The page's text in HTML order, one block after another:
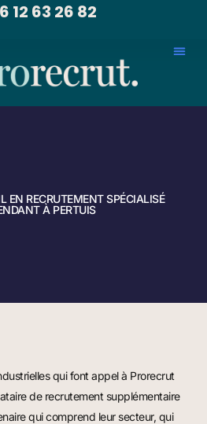
12 63 26 82
EN RECRUTEMENT SPÉCIALISÉ
À PERTUIS
qui font appel à Prorecrut
de recrutement supplémentaire
qui comprend leur secteur, qui